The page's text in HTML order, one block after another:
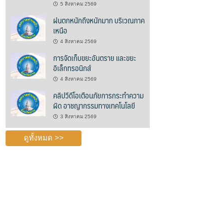
5 สิงหาคม 2569
ฝนตกหนักถึงหนักมาก บริเวณภาค
เหนือ
4 สิงหาคม 2569
การจัดเก็บขยะอันตราย และขยะ
อิเล็กทรอนิกส์
4 สิงหาคม 2569
คลิปวีดีโอเตือนภัยการกระทำความ
ผิด อาชญากรรมทางเทคโนโลยี
3 สิงหาคม 2569
ดูทั้งหมด >>